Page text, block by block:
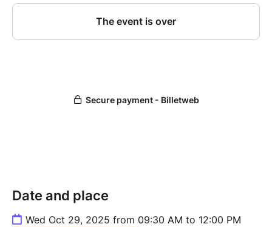
Date and place
Wed Oct 29, 2025 from 09:30 AM to 12:00 PM